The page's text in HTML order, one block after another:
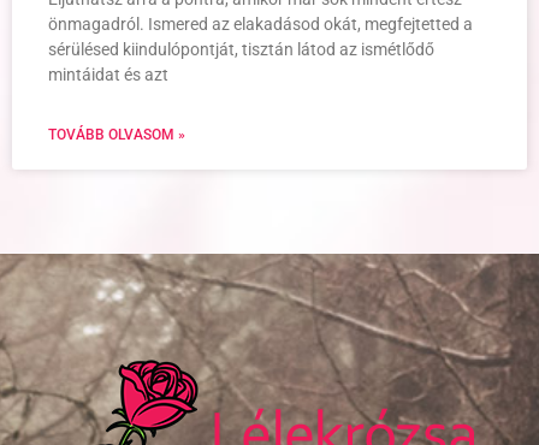
önmagadról. Ismered az elakadásod okát, megfejtetted a
sérülésed kiindulópontját, tisztán látod az ismétlődő
mintáidat és azt
TOVÁBB OLVASOM »